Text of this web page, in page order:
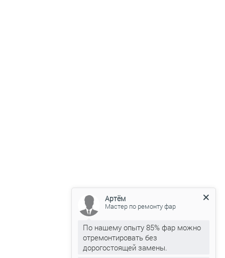
Артём
Мастер по ремонту фар
По нашему опыту 85% фар можно
отремонтировать без
дорогостоящей замены.